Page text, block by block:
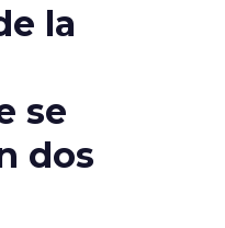
la
se
dos